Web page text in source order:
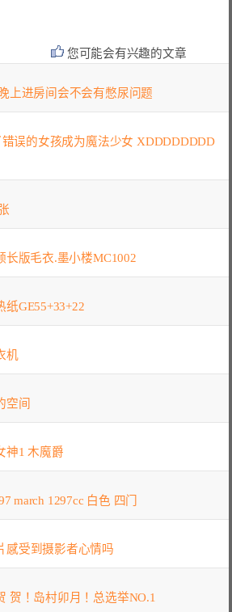
您可能会有兴趣的文章
上进房间会不会有憋尿问题
误的女孩成为魔法少女 XDDDDDDDD
长版毛衣.墨小楼MC1002
纸GE55+33+22
机
空间
神1 木魔爵
march 1297cc 白色 四门
感受到摄影者心情吗
贺！岛村卯月！总选举NO.1